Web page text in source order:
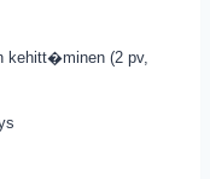
kehitt�minen (2 pv,